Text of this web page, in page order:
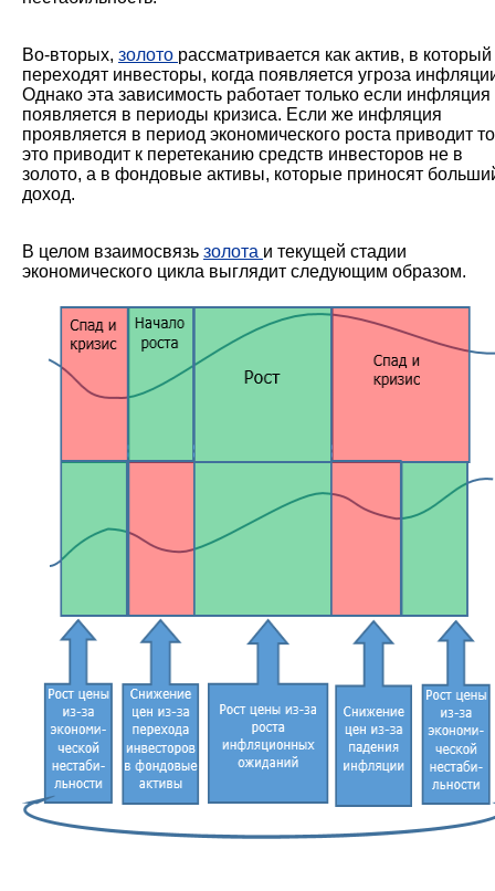
Во-вторых, золото рассматривается как актив, в который
переходят инвесторы, когда появляется угроза
Однако эта зависимость работает только если инфляция
появляется в периоды кризиса. Если же инфляция
проявляется в период экономического роста приводит то
это приводит к перетеканию средств инвесторов не в
золото, а в фондовые активы, которые приносят
доход.
В целом взаимосвязь золота и текущей стадии
экономического цикла выглядит следующим образом.